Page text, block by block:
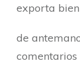
exporta
de